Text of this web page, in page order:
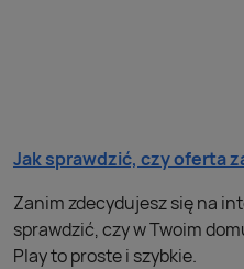
Jak sprawdzić, czy oferta
Zanim zdecydujesz się na
sprawdzić, czy w Twoim
Play to proste i szybkie.